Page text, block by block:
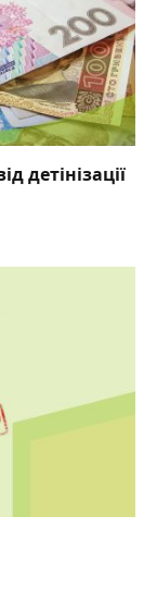
детінізації